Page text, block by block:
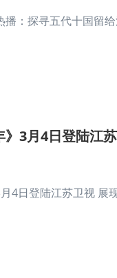
：探寻五代十国留
3月4日登陆江
4日登陆江苏卫视 展